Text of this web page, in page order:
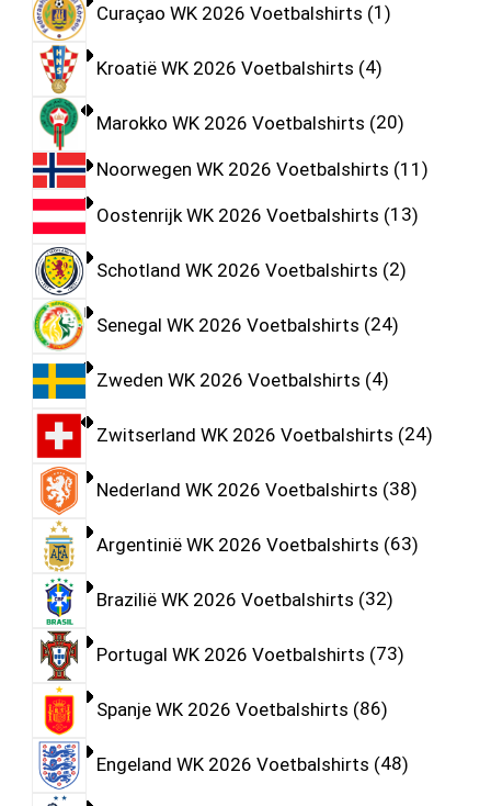
Curaçao WK 2026 Voetbalshirts 1
Kroatië WK 2026 Voetbalshirts 4
Marokko WK 2026 Voetbalshirts 20
Noorwegen WK 2026 Voetbalshirts 11
Oostenrijk WK 2026 Voetbalshirts 13
Schotland WK 2026 Voetbalshirts 2
Senegal WK 2026 Voetbalshirts 24
Zweden WK 2026 Voetbalshirts 4
Zwitserland WK 2026 Voetbalshirts 24
Nederland WK 2026 Voetbalshirts 38
Argentinië WK 2026 Voetbalshirts 63
Brazilië WK 2026 Voetbalshirts 32
Portugal WK 2026 Voetbalshirts 73
Spanje WK 2026 Voetbalshirts 86
Engeland WK 2026 Voetbalshirts 48